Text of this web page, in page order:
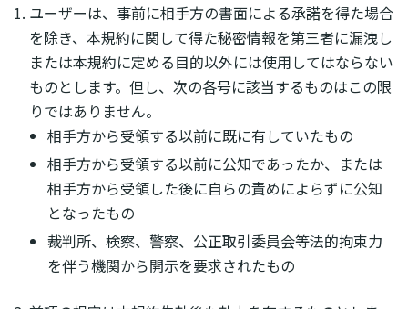
ユーザーは、事前に相手方の書面による承諾を得た場合
を除き、本規約に関して得た秘密情報を第三者に漏洩し
または本規約に定める目的以外には使用してはならない
ものとします。但し、次の各号に該当するものはこの限
りではありません。
相手方から受領する以前に既に有していたもの
相手方から受領する以前に公知であったか、または
相手方から受領した後に自らの責めによらずに公知
となったもの
裁判所、検察、警察、公正取引委員会等法的拘束力
を伴う機関から開示を要求されたもの